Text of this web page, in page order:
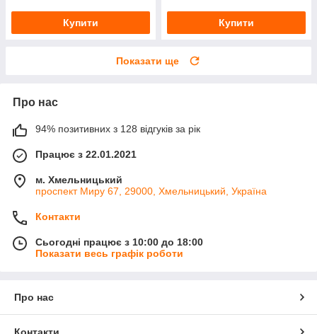
Купити Купити
Показати ще
Про нас
94% позитивних з 128 відгуків за рік
Працює з 22.01.2021
м. Хмельницький
проспект Миру 67, 29000, Хмельницький, Україна
Контакти
Сьогодні працює з 10:00 до 18:00
Показати весь графік роботи
Про нас